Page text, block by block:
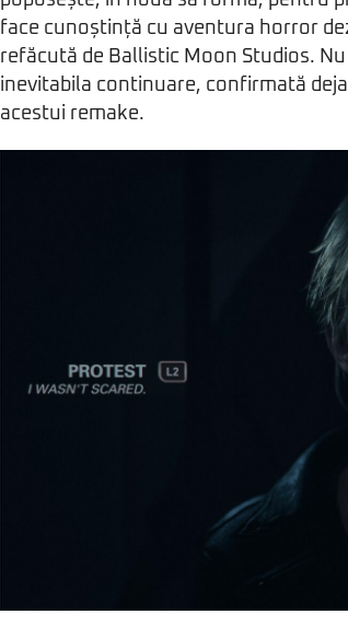
face cunoștință cu aventura horror
refăcută de Ballistic Moon Studios.
inevitabila continuare, confirmată
acestui remake.